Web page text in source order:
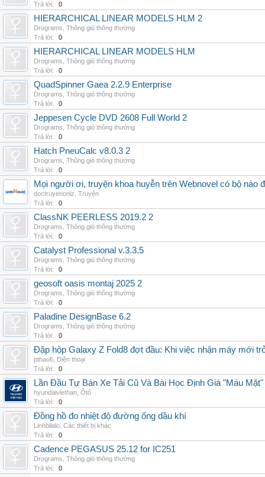
Trả lời:
0
HIERARCHICAL LINEAR MODELS HLM 2
Drograms Thông gió thông thường
Trả lời:
0
HIERARCHICAL LINEAR MODELS HLM
Drograms Thông gió thông thường
Trả lời:
0
QuadSpinner Gaea 2.2.9 Enterprise
Drograms Thông gió thông thường
Trả lời:
0
Jeppesen Cycle DVD 2608 Full World 2
Drograms Thông gió thông thường
Trả lời:
0
Hatch PneuCalc v8.0.3 2
Drograms Thông gió thông thường
Trả lời:
0
Mọi người ơi, truyện khoa huyễn trên Webnovel có bộ nào
doctruyenonlz Truyện
Trả lời:
0
ClassNK PEERLESS 2019.2 2
Drograms Thông gió thông thường
Trả lời:
0
Catalyst Professional v.3.3.5
Drograms Thông gió thông thường
Trả lời:
0
geosoft oasis montaj 2025 2
Drograms Thông gió thông thường
Trả lời:
0
Paladine DesignBase 6.2
Drograms Thông gió thông thường
Trả lời:
0
Đập hộp Galaxy Z Fold8 đợt đầu: Khi việc nhận máy mới
pthao6 Điện thoại
Trả lời:
0
Lần Đầu Tự Bán Xe Tải Cũ Và Bài Học Định Giá "Máu
hyundaiviethan Ôtô
Trả lời:
0
Đồng hồ đo nhiệt độ đường ống dầu khí
Linhbilalo Các thiết bị khác
Trả lời:
0
Cadence PEGASUS 25.12 for IC251
Drograms Thông gió thông thường
Trả lời:
0